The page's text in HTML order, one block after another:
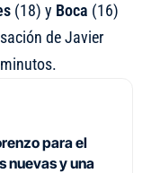
(18) y Boca (16)
de Javier
para el
nuevas y una